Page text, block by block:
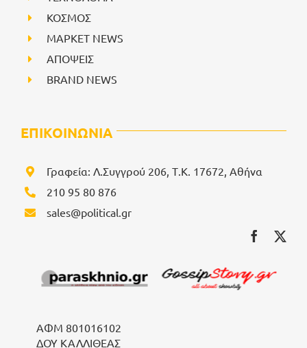
ΚΟΣΜΟΣ
ΜΑΡΚΕΤ NEWS
ΑΠΟΨΕΙΣ
BRAND NEWS
ΕΠΙΚΟΙΝΩΝΙΑ
Γραφεία: Λ.Συγγρού 206, Τ.Κ. 17672, Αθήνα
210 95 80 876
sales@political.gr
ΑΦΜ 801016102
ΔΟΥ ΚΑΛΛΙΘΕΑΣ